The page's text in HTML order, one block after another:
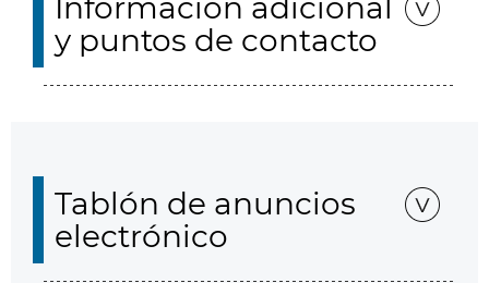
Información adicional
y puntos de contacto
Tablón de anuncios
electrónico